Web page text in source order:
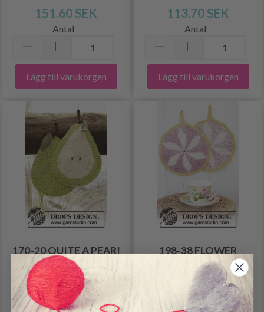
151.60 SEK
Antal
Lägg till varukorgen
113.70 SEK
Antal
Lägg till varukorgen
170-20 QUITE A PEAR!
BY DROPS DESIGN
113.70 SEK
198-38 FLOWER
BLADES BY DROPS
DESIGN
125.00 SEK